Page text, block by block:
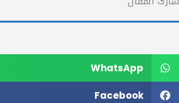
WhatsApp
Facebook